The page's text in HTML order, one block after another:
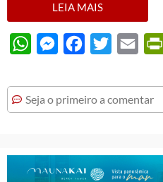
LEIA MAIS
WhatsAppMessengerFacebook
Twitter Email
Seja o primeiro a comentar